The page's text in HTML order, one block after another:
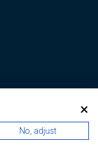
No, adjust